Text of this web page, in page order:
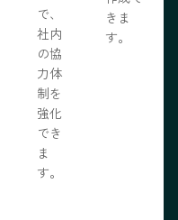
で、
社内
の協
力体
制を
強化
でき
ま
す。
きま
す。